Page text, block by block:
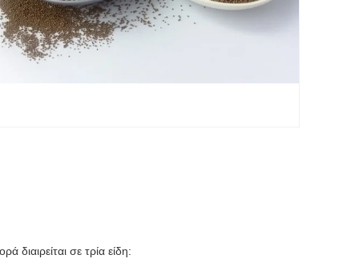
διαιρείται σε τρία είδη: